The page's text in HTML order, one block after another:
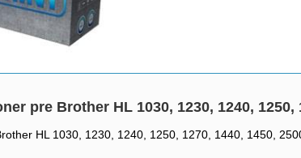
pre Brother HL 1030, 1230, 1240, 1250,
HL 1030, 1230, 1240, 1250, 1270, 1440, 1450,